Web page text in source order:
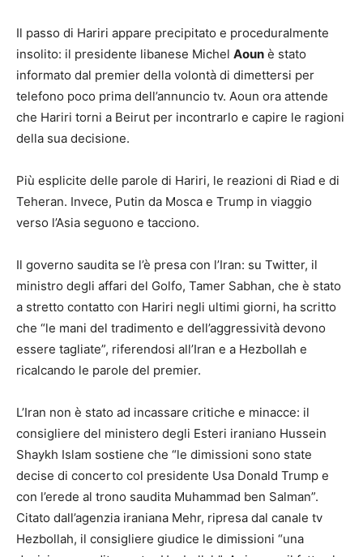
Il passo di Hariri appare precipitato e proceduralmente
insolito: il presidente libanese Michel Aoun è stato
informato dal premier della volontà di dimettersi per
telefono poco prima dell’annuncio tv. Aoun ora attende
che Hariri torni a Beirut per incontrarlo e capire le ragioni
della sua decisione.
Più esplicite delle parole di Hariri, le reazioni di Riad e di
Teheran. Invece, Putin da Mosca e Trump in viaggio
verso l’Asia seguono e tacciono.
Il governo saudita se l’è presa con l’Iran: su Twitter, il
ministro degli affari del Golfo, Tamer Sabhan, che è stato
a stretto contatto con Hariri negli ultimi giorni, ha scritto
che “le mani del tradimento e dell’aggressività devono
essere tagliate”, riferendosi all’Iran e a Hezbollah e
ricalcando le parole del premier.
L’Iran non è stato ad incassare critiche e minacce: il
consigliere del ministero degli Esteri iraniano Hussein
Shaykh Islam sostiene che “le dimissioni sono state
decise di concerto col presidente Usa Donald Trump e
con l’erede al trono saudita Muhammad ben Salman”.
Citato dall’agenzia iraniana Mehr, ripresa dal canale tv
Hezbollah, il consigliere giudice le dimissioni “una